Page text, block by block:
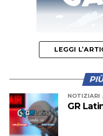
L’appuntamento è per
nel punto in cui
8,700 della via San
dal Comando di Polizia
un momento di
sensibilizzazione sul
LEGGI
NOTIZIARI
GR